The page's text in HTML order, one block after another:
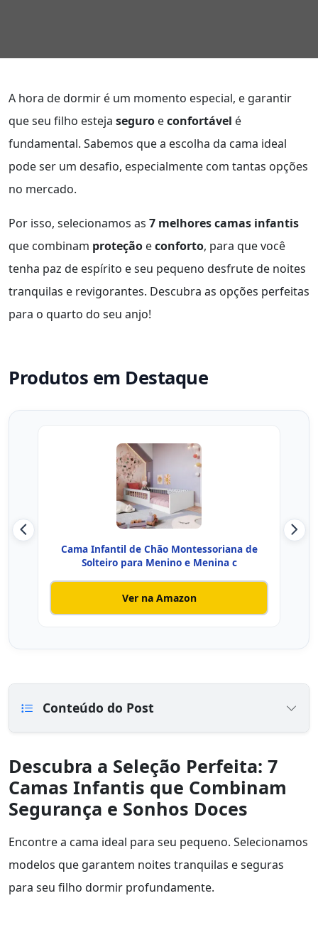
A hora de dormir é um momento especial, e garantir
que seu filho esteja seguro econfortável é
fundamental. Sabemos que a escolha da cama ideal
pode ser um desafio, especialmente com tantas opções
no mercado.
Por isso, selecionamos as 7 melhores camas infantis
que combinam proteção econforto, para que você
tenha paz de espírito e seu pequeno desfrute de noites
tranquilas e revigorantes. Descubra as opções perfeitas
para o quarto do seu anjo!
Produtos em Destaque
Cama Infantil de Chão Montessoriana de
Solteiro para Menino e Menina c
Ver na Amazon
Conteúdo do Post
Descubra a Seleção Perfeita: 7
Camas Infantis que Combinam
Segurança e Sonhos Doces
Encontre a cama ideal para seu pequeno. Selecionamos
modelos que garantem noites tranquilas e seguras
para seu filho dormir profundamente.